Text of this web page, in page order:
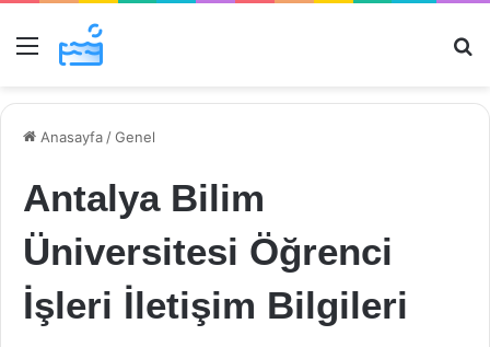
Menü
Anasayfa /Genel
Antalya Bilim
Üniversitesi Öğrenci
İşleri İletişim Bilgileri